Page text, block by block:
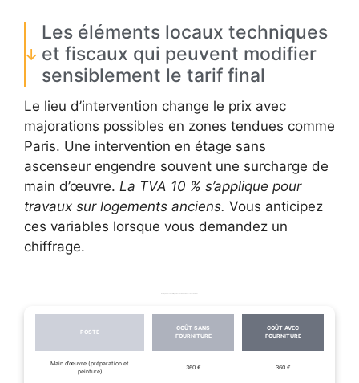
Les éléments locaux techniques
et fiscaux qui peuvent modifier
sensiblement le tarif final
Le lieu d’intervention change le prix avec
majorations possibles en zones tendues comme
Paris. Une intervention en étage sans
ascenseur engendre souvent une surcharge de
main d’œuvre. La TVA 10 % s’applique pour
travaux sur logements anciens. Vous anticipez
ces variables lorsque vous demandez un
chiffrage.
POSTE
COÛT SANS
FOURNITURE
COÛT AVEC
FOURNITURE
Main d’œuvre (préparation et
peinture)
360 € 360 €